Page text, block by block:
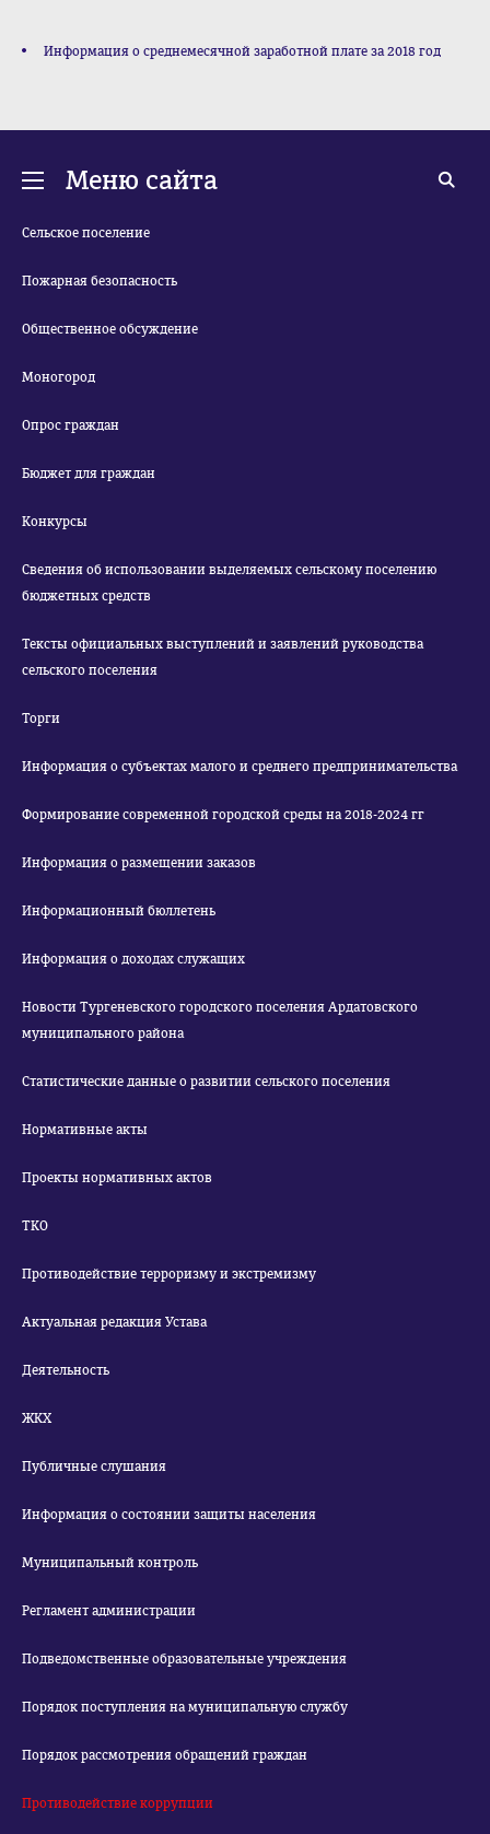
Информация о среднемесячной заработной плате за 2018 год
Меню сайта
Сельское поселение
Пожарная безопасность
Общественное обсуждение
Моногород
Опрос граждан
Бюджет для граждан
Конкурсы
Сведения об использовании выделяемых сельскому поселению
бюджетных средств
Тексты официальных выступлений и заявлений руководства
сельского поселения
Торги
Информация о субъектах малого и среднего предпринимательства
Формирование современной городской среды на 2018-2024 гг
Информация о размещении заказов
Информационный бюллетень
Информация о доходах служащих
Новости Тургеневского городского поселения Ардатовского
муниципального района
Статистические данные о развитии сельского поселения
Нормативные акты
Проекты нормативных актов
ТКО
Противодействие терроризму и экстремизму
Актуальная редакция Устава
Деятельность
ЖКХ
Публичные слушания
Информация о состоянии защиты населения
Муниципальный контроль
Регламент администрации
Подведомственные образовательные учреждения
Порядок поступления на муниципальную службу
Порядок рассмотрения обращений граждан
Противодействие коррупции